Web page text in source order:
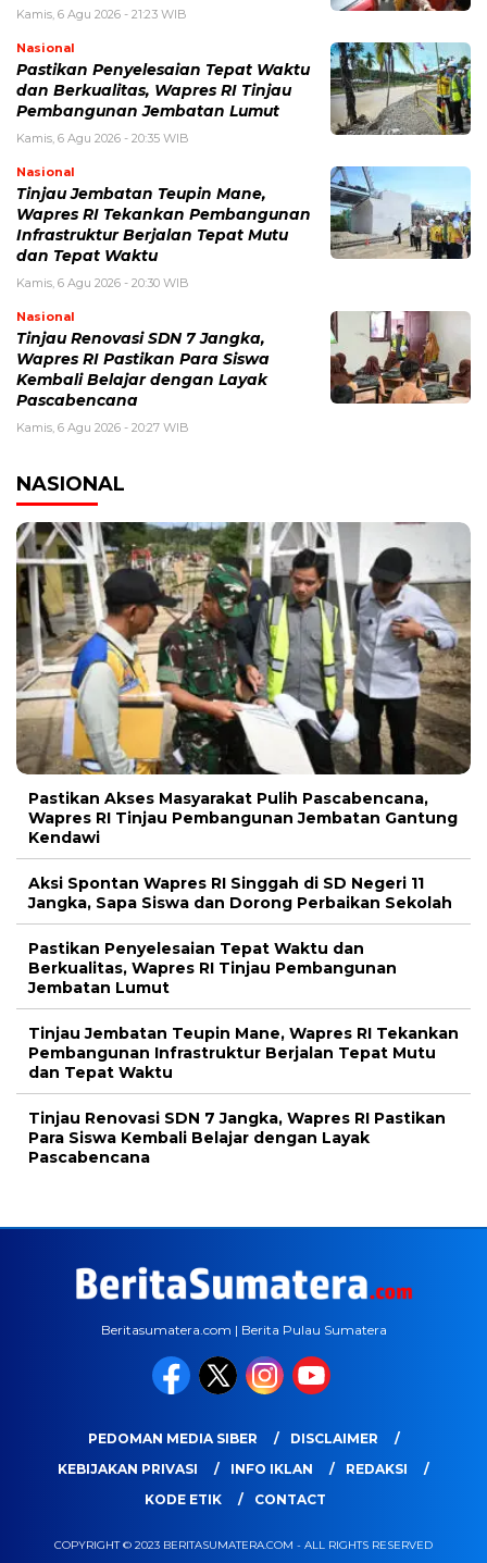
Kamis, 6 Agu 2026 - 21:23 WIB
Nasional
Pastikan Penyelesaian Tepat Waktu
dan Berkualitas, Wapres RI Tinjau
Pembangunan Jembatan Lumut
Kamis, 6 Agu 2026 - 20:35 WIB
Nasional
Tinjau Jembatan Teupin Mane,
Wapres RI Tekankan Pembangunan
Infrastruktur Berjalan Tepat Mutu
dan Tepat Waktu
Kamis, 6 Agu 2026 - 20:30 WIB
Nasional
Tinjau Renovasi SDN 7 Jangka,
Wapres RI Pastikan Para Siswa
Kembali Belajar dengan Layak
Pascabencana
Kamis, 6 Agu 2026 - 20:27 WIB
NASIONAL
Pastikan Akses Masyarakat Pulih Pascabencana,
Wapres RI Tinjau Pembangunan Jembatan Gantung
Kendawi
Aksi Spontan Wapres RI Singgah di SD Negeri 11
Jangka, Sapa Siswa dan Dorong Perbaikan Sekolah
Pastikan Penyelesaian Tepat Waktu dan
Berkualitas, Wapres RI Tinjau Pembangunan
Jembatan Lumut
Tinjau Jembatan Teupin Mane, Wapres RI Tekankan
Pembangunan Infrastruktur Berjalan Tepat Mutu
dan Tepat Waktu
Tinjau Renovasi SDN 7 Jangka, Wapres RI Pastikan
Para Siswa Kembali Belajar dengan Layak
Pascabencana
Beritasumatera.com | Berita Pulau Sumatera
PEDOMAN MEDIA SIBER
DISCLAIMER
KEBIJAKAN PRIVASI
INFO IKLAN
REDAKSI
KODE ETIK
CONTACT
COPYRIGHT © 2023 BERITASUMATERA.COM - ALL RIGHTS RESERVED